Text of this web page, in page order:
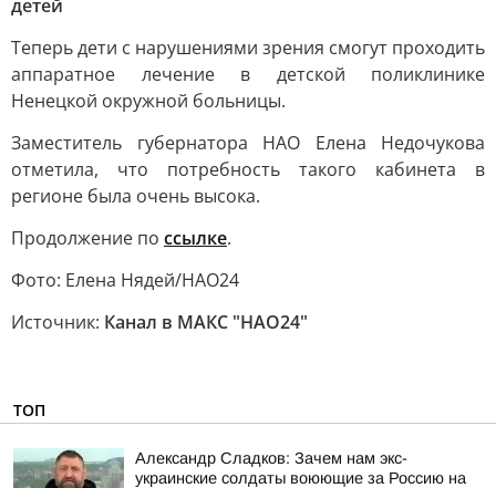
детей
Теперь дети с нарушениями зрения смогут проходить
аппаратное лечение в детской поликлинике
Ненецкой окружной больницы.
Заместитель губернатора НАО Елена Недочукова
отметила, что потребность такого кабинета в
регионе была очень высока.
Продолжение по ссылке.
Фото: Елена Нядей/НАО24
Источник: Канал в МАКС "НАО24"
ТОП
Александр Сладков: Зачем нам экс-
украинские солдаты воюющие за Россию на